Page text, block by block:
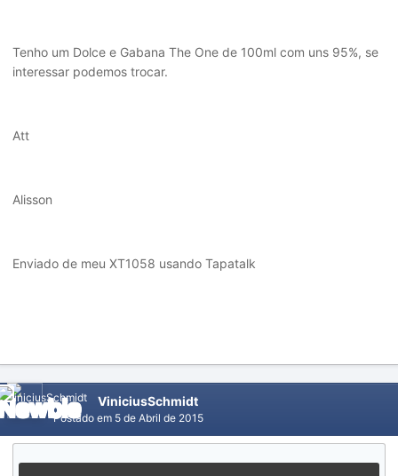
Tenho um Dolce e Gabana The One de 100ml com uns 95%, se
interessar podemos trocar.
Att
Alisson
Enviado de meu XT1058 usando Tapatalk
ViniciusSchmidt
Postado em 5 de Abril de 2015